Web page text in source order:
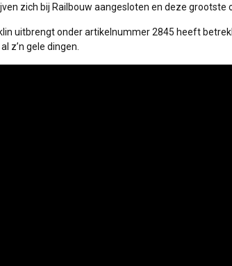
zich bij Railbouw aangesloten en deze grootste
uitbrengt onder artikelnummer 2845 heeft
z’n gele dingen.